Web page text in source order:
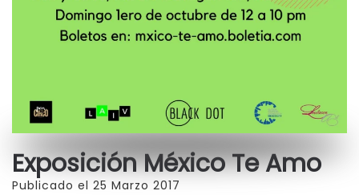
Exposición México Te Amo
Publicado el 25 Marzo 2017